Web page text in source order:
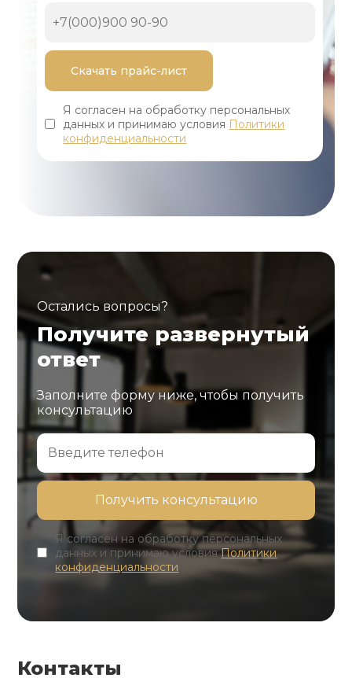
Я согласен на обработку персональных
данных и принимаю условия Политики
конфиденциальности
Остались вопросы?
Получите развернутый
ответ
Заполните форму ниже, чтобы получить
консультацию
Я согласен на обработку персональных
данных и принимаю условияПолитики
конфиденциальности
Контакты